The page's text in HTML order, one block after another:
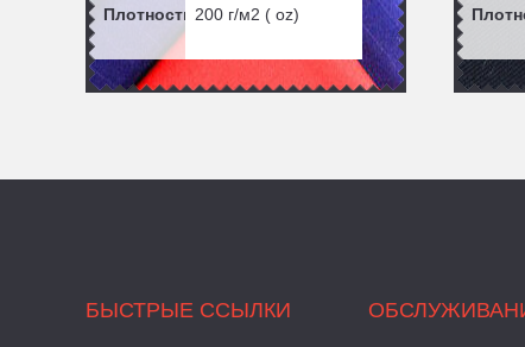
Плотность:200г/м2 ( oz)
БЫСТРЫЕ ССЫЛКИ